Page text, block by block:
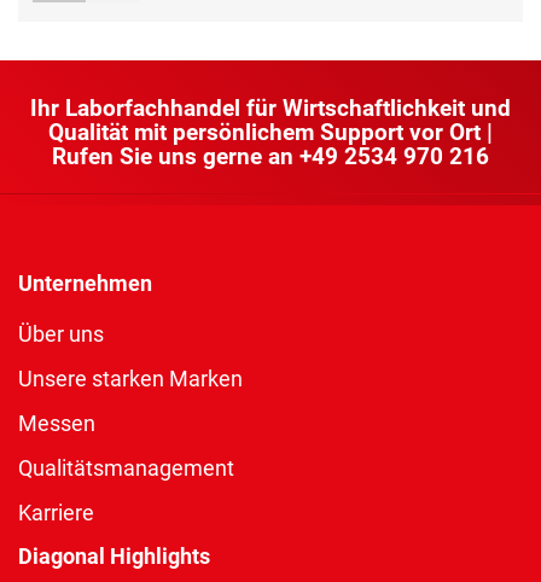
Ihr Laborfachhandel für Wirtschaftlichkeit und
Qualität mit persönlichem Support vor Ort |
Rufen Sie uns gerne an +49 2534 970 216
Unternehmen
Über uns
Unsere starken Marken
Messen
Qualitätsmanagement
Karriere
Diagonal Highlights